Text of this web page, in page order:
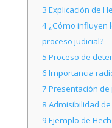
3 Explicación de
4 ¿Cómo influyen
proceso judicial?
5 Proceso de
6 Importancia
7 Presentación
8 Admisibilidad
9 Ejemplo de